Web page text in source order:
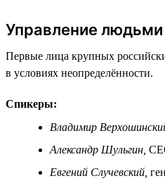
Управление людьми
Первые лица крупных
в условиях неопределённости.
Спикеры:
Владимир
Александр Шульгин,
Евгений Случевский,